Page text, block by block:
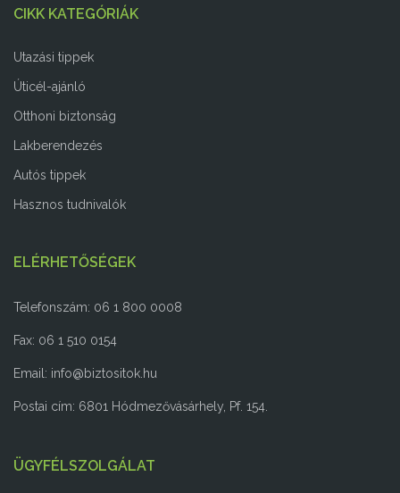
CIKK KATEGÓRIÁK
Utazási tippek
Úticél-ajánló
Otthoni biztonság
Lakberendezés
Autós tippek
Hasznos tudnivalók
ELÉRHETŐSÉGEK
Telefonszám: 06 1 800 0008
Fax: 06 1 510 0154
Email: info@biztositok.hu
Postai cím: 6801 Hódmezővásárhely, Pf. 154.
ÜGYFÉLSZOLGÁLAT